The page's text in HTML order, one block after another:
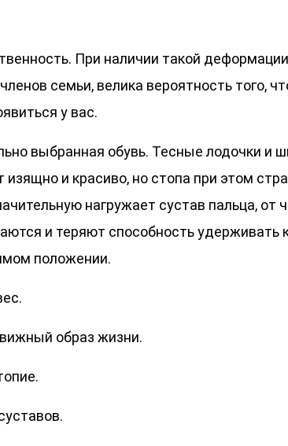
При наличии такой деформации
семьи, велика вероятность того,
у вас.
выбранная обувь. Тесные лодочки и
изящно и красиво, но стопа при этом
нагружает сустав пальца, от
и теряют способность удерживать
положении.
образ жизни.